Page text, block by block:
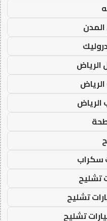
سكراب
تشليح
تشليح
تشليح